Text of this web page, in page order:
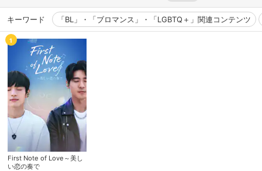
キーワード 「BL」・「ブロマンス」・「LGBTQ＋」関連コンテンツ
1
First Note of Love～美し
い恋の奏で